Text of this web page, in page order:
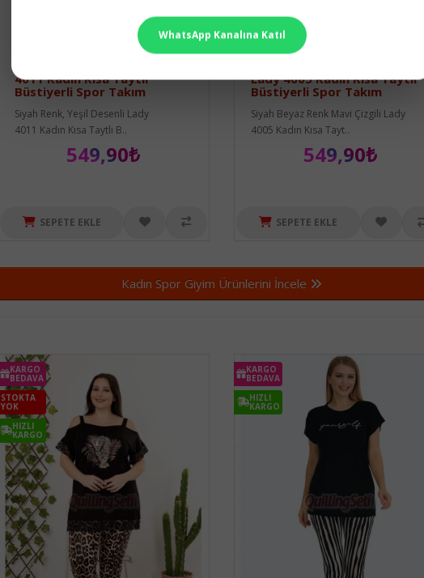
4011 Kadın Kısa Taytlı
Büstiyerli Spor Takım
Siyah Renk, Yeşil Desenli Lady
4011 Kadın Kısa Taytlı B..
549,90₺
SEPETE EKLE
Lady 4005 Kadın Kısa Taytlı
Büstiyerli Spor Takım
Siyah Beyaz Renk Mavi Çizgili Lady
4005 Kadın Kısa Tayt..
549,90₺
SEPETE EKLE
Kadın Spor Giyim Ürünlerini İncele
KARGO
BEDAVA
STOKTA
YOK
HIZLI
KARGO
KARGO
BEDAVA
HIZLI
KARGO
WhatsApp Kanalına Katıl